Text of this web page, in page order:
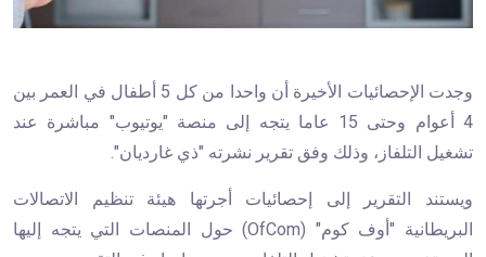
وجدت الإحصائيات الأخيرة أن واحدا من كل 5 أطفال في العمر بين
4 أعوام وحتى 15 عاما يتجه إلى منصة "يوتيوب" مباشرة عند
تشغيل التلفاز، وذلك وفق تقرير نشرته "ذي غارديان".
ويستند التقرير إلى إحصائيات أجرتها هيئة تنظيم الاتصالات
البريطانية "أوف كوم" (OfCom) حول المنصات التي يتجه إليها